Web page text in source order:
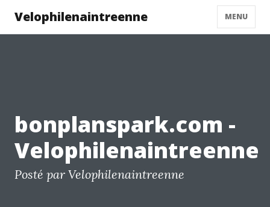
Velophilenaintreenne MENU
bonplanspark.com -
Velophilenaintreenne
Posté par Velophilenaintreenne